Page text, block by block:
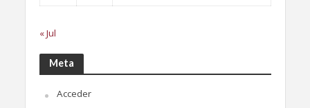
« Jul
Meta
Acceder